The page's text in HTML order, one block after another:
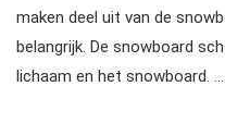
maken deel uit van de
belangrijk. De snowboard
lichaam en het snowboard. …